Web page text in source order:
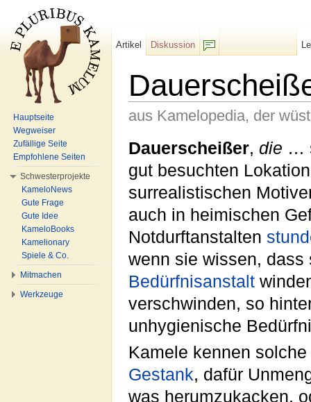
aus Kamelopedia, der
Dauerscheißer, die …
gut besuchten
surrealistischen
auch in heimischen
Notdurftanstalten
wenn sie wissen,
Bedürfnisanstalt
verschwinden, so
unhygienische
Kamele kennen
Gestank, dafür
was herumzukacken,
Artikel
Diskussion
Hauptseite
Wegweiser
Zufällige Seite
Empfohlene Seiten
Schwesterprojekte
KameloNews
Gute Frage
Gute Idee
KameloBooks
Kamelionary
Spiele & Co.
Mitmachen
Werkzeuge